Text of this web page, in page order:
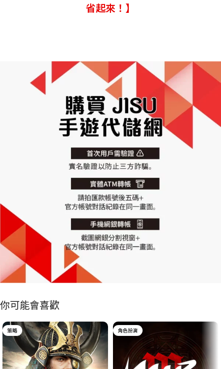
省起來！】
你可能會喜歡
策略 角色扮演